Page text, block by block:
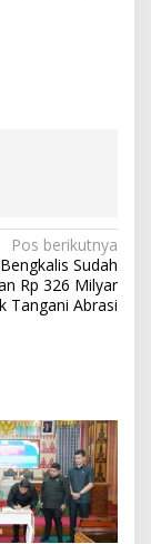
Pos berikutnya
Sudah
Rp 326 Milyar
Tangani Abrasi